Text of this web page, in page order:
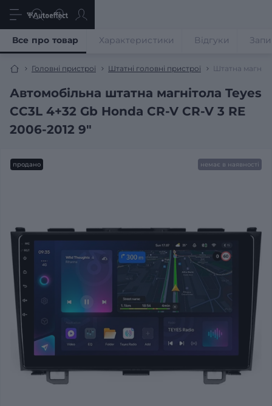
Головні пристрої Штатні головні пристрої Штатна
Автомобільна штатна магнітола Teyes
CC3L 4+32 Gb Honda CR-V CR-V 3 RE
2006-2012 9"
Все про товар Характеристики Відгуки
продано немає в наявності